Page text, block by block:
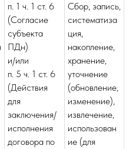
п. 1 ч. 1 ст. 6
(Согласие
субъекта
ПДн)
и/или
п. 5 ч. 1 ст. 6
(Действия
для
заключения/
исполнения
договора по
Сбор, запись,
систематиза
ция,
накопление,
хранение,
уточнение
(обновление,
изменение),
извлечение,
использован
ие (для